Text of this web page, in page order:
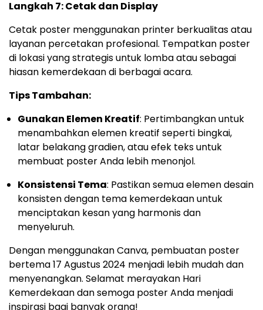
Langkah 7: Cetak dan Display
Cetak poster menggunakan printer berkualitas atau
layanan percetakan profesional. Tempatkan poster
di lokasi yang strategis untuk lomba atau sebagai
hiasan kemerdekaan di berbagai acara.
Tips Tambahan:
Gunakan Elemen Kreatif: Pertimbangkan untuk
menambahkan elemen kreatif seperti bingkai,
latar belakang gradien, atau efek teks untuk
membuat poster Anda lebih menonjol.
Konsistensi Tema: Pastikan semua elemen desain
konsisten dengan tema kemerdekaan untuk
menciptakan kesan yang harmonis dan
menyeluruh.
Dengan menggunakan Canva, pembuatan poster
bertema 17 Agustus 2024 menjadi lebih mudah dan
menyenangkan. Selamat merayakan Hari
Kemerdekaan dan semoga poster Anda menjadi
inspirasi bagi banyak orang!